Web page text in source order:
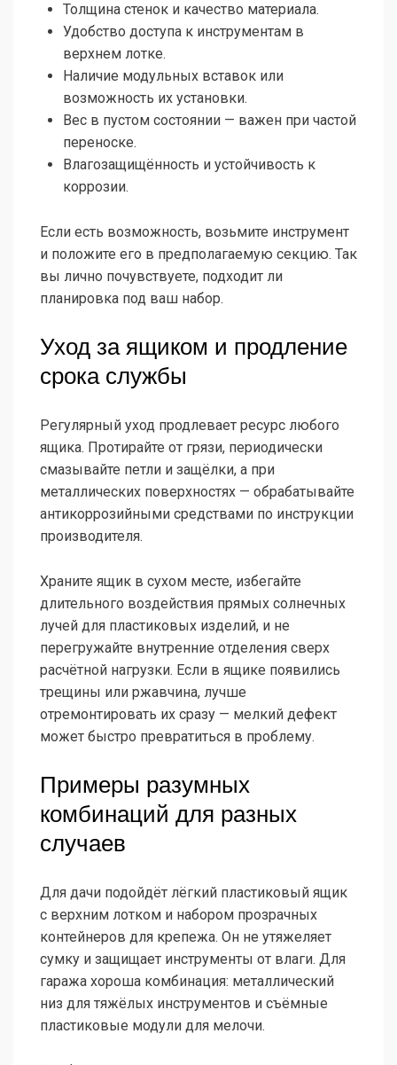
Толщина стенок и качество материала.
Удобство доступа к инструментам в
верхнем лотке.
Наличие модульных вставок или
возможность их установки.
Вес в пустом состоянии — важен при частой
переноске.
Влагозащищённость и устойчивость к
коррозии.
Если есть возможность, возьмите инструмент
и положите его в предполагаемую секцию. Так
вы лично почувствуете, подходит ли
планировка под ваш набор.
Уход за ящиком и продление
срока службы
Регулярный уход продлевает ресурс любого
ящика. Протирайте от грязи, периодически
смазывайте петли и защёлки, а при
металлических поверхностях — обрабатывайте
антикоррозийными средствами по инструкции
производителя.
Храните ящик в сухом месте, избегайте
длительного воздействия прямых солнечных
лучей для пластиковых изделий, и не
перегружайте внутренние отделения сверх
расчётной нагрузки. Если в ящике появились
трещины или ржавчина, лучше
отремонтировать их сразу — мелкий дефект
может быстро превратиться в проблему.
Примеры разумных
комбинаций для разных
случаев
Для дачи подойдёт лёгкий пластиковый ящик
с верхним лотком и набором прозрачных
контейнеров для крепежа. Он не утяжеляет
сумку и защищает инструменты от влаги. Для
гаража хороша комбинация: металлический
низ для тяжёлых инструментов и съёмные
пластиковые модули для мелочи.